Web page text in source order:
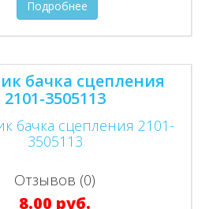
Подробнее
бачка сцепления
2101-3505113
Отзывов (0)
8.00 руб.